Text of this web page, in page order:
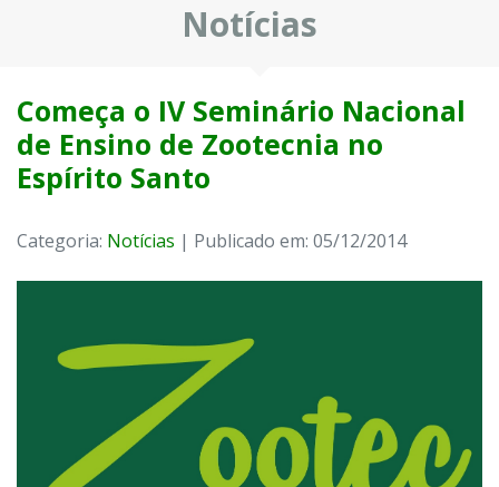
Notícias
Começa o IV Seminário Nacional
de Ensino de Zootecnia no
Espírito Santo
Categoria: Notícias | Publicado em: 05/12/2014